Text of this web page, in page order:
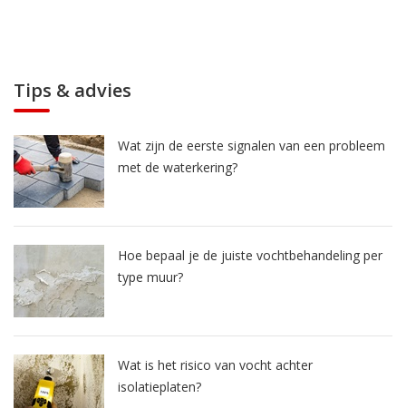
Tips & advies
Wat zijn de eerste signalen van een probleem
met de waterkering?
Hoe bepaal je de juiste vochtbehandeling per
type muur?
Wat is het risico van vocht achter
isolatieplaten?